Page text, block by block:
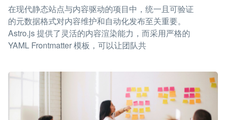
在现代静态站点与内容驱动的项目中，统一且可验证
的元数据格式对内容维护和自动化发布至关重要。
Astro.js 提供了灵活的内容渲染能力，而采用严格的
YAML Frontmatter 模板，可以让团队共